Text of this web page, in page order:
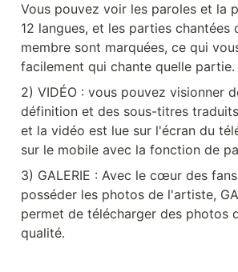
Vous pouvez voir les paroles et la
12 langues, et les parties chantées
membre sont marquées, ce qui
facilement qui chante quelle partie.
2) VIDÉO : vous pouvez visionner
définition et des sous-titres traduits
et la vidéo est lue sur l'écran du
sur le mobile avec la fonction de
3) GALERIE : Avec le cœur des
posséder les photos de l'artiste,
permet de télécharger des photos
qualité.